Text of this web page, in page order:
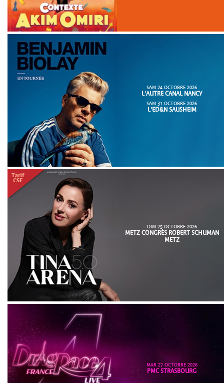
SAM 24 OCTOBRE 2026
L'AUTRE CANAL NANCY
SAM 31 OCTOBRE 2026
L'ED&N SAUSHEIM
DIM 25 OCTOBRE 2026
METZ CONGRÈS ROBERT SCHUMAN
METZ
MAR 27 OCTOBRE 2026
PMC STRASBOURG